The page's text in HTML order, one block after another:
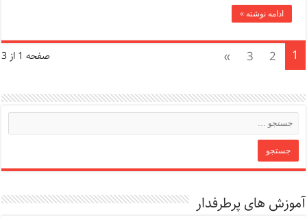
ادامه نوشته »
صفحه 1 از 3 1
2
3
»
آموزش های پرطرفدار